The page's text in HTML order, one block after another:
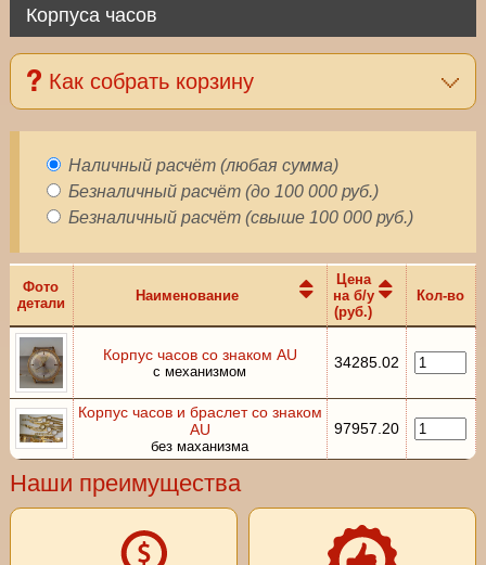
Корпуса часов
Как собрать корзину
Наличный расчёт (любая сумма)
Безналичный расчёт (до 100 000 руб.)
Безналичный расчёт (свыше 100 000 руб.)
Фото
детали
Наименование
Цена
на б/у
(руб.)
Кол-во
Корпус часов со знаком AU
с механизмом
34285.02
Корпус часов и браслет со знаком
AU
без маханизма
97957.20
Наши преимущества